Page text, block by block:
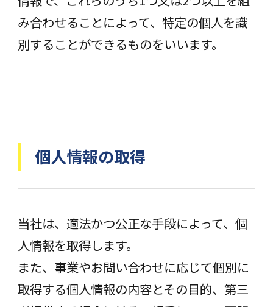
み合わせることによって、特定の個人を識
別することができるものをいいます。
個人情報の取得
当社は、適法かつ公正な手段によって、個
人情報を取得します。
また、事業やお問い合わせに応じて個別に
取得する個人情報の内容とその目的、第三